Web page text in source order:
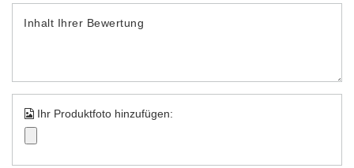
Inhalt Ihrer Bewertung
Ihr Produktfoto hinzufügen: